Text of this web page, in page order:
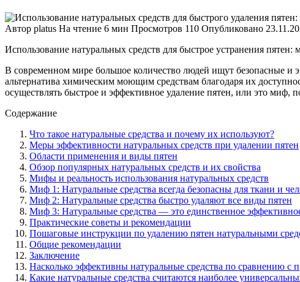
Автор platus На чтение 6 мин Просмотров 110 Опубликовано
Использование натуральных средств для быстрое устранения пятен:
В современном мире большое количество людей ищут безопасные и
альтернатива химическим моющим средствам благодаря их
осуществлять быстрое и эффективное удаление пятен, или это
Содержание
Что такое натуральные средства и почему их используют?
Меры эффективности натуральных средств при удалении пятен
Области применения и виды пятен
Обзор популярных натуральных средств и их свойства
Мифы и реальность использования натуральных средств
Миф 1: Натуральные средства всегда безопасны для ткани и
Миф 2: Натуральные средства быстро удаляют все виды пятен
Миф 3: Натуральные средства — это единственное
Практические советы и рекомендации
Пошаговые инструкции по удалению пятен натуральными
Общие рекомендации
Заключение
Насколько эффективны натуральные средства по сравнению
Какие натуральные средства считаются наиболее